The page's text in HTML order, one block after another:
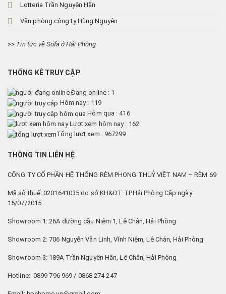
Lotteria Trần Nguyên Hãn
Văn phòng công ty Hùng Nguyên
>> Tin tức về Sofa ở Hải Phòng
THỐNG KÊ TRUY CẬP
Đang online : 1
Hôm nay : 119
Hôm qua : 416
Lượt xem hôm nay : 162
Tổng lượt xem : 967299
THÔNG TIN LIÊN HỆ
CÔNG TY CỔ PHẦN HỆ THỐNG RÈM PHONG THUỶ VIỆT NAM – RÈM 69
Mã số thuế: 0201641035 do sở KH&ĐT TP.Hải Phòng Cấp ngày:
15/07/2015
Showroom 1: 26A đường cầu Niệm 1, Lê Chân, Hải Phòng
Showroom 2: 706 Nguyễn Văn Linh, Vĩnh Niệm, Lê Chân, Hải Phòng
Showroom 3: 189A Trần Nguyên Hãn, Lê Chân, Hải Phòng
Hotline: 0899 796 969 / 0868 274 247